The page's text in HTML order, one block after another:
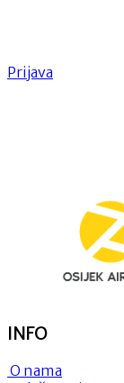
Prijava
INFO
O nama